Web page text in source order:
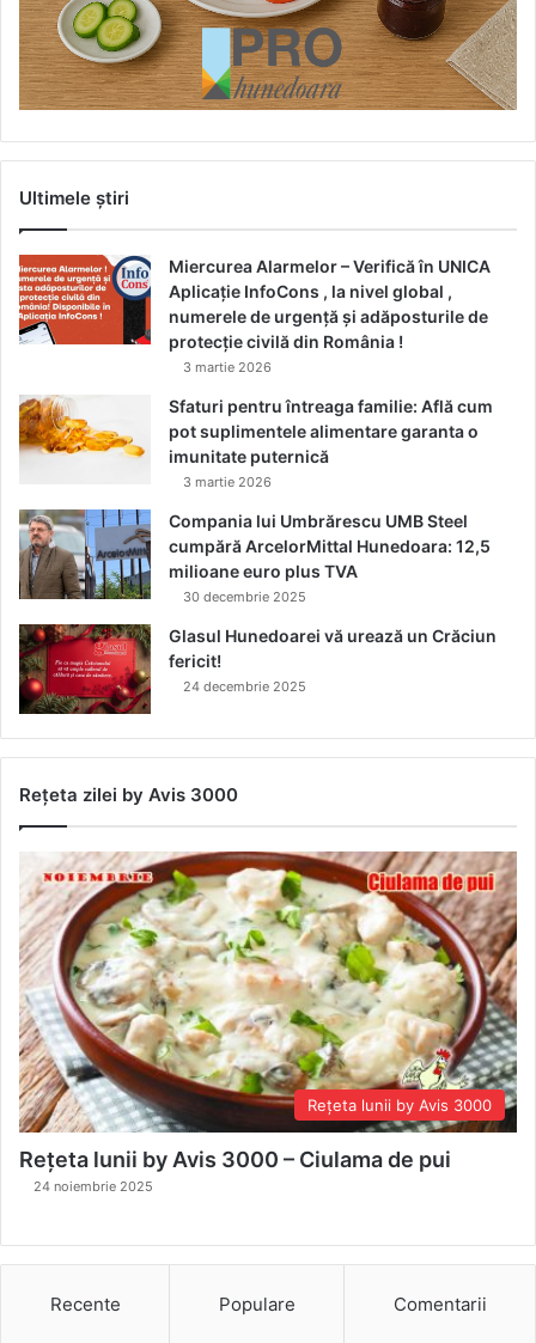
Ultimele știri
Miercurea Alarmelor – Verifică în UNICA
Aplicație InfoCons , la nivel global ,
numerele de urgență și adăposturile de
protecție civilă din România !
3 martie 2026
Sfaturi pentru întreaga familie: Află cum
pot suplimentele alimentare garanta o
imunitate puternică
3 martie 2026
Compania lui Umbrărescu UMB Steel
cumpără ArcelorMittal Hunedoara: 12,5
milioane euro plus TVA
30 decembrie 2025
Glasul Hunedoarei vă urează un Crăciun
fericit!
24 decembrie 2025
Rețeta zilei by Avis 3000
Rețeta lunii by Avis 3000
Rețeta lunii by Avis 3000 – Ciulama de pui
24 noiembrie 2025
Recente Populare Comentarii